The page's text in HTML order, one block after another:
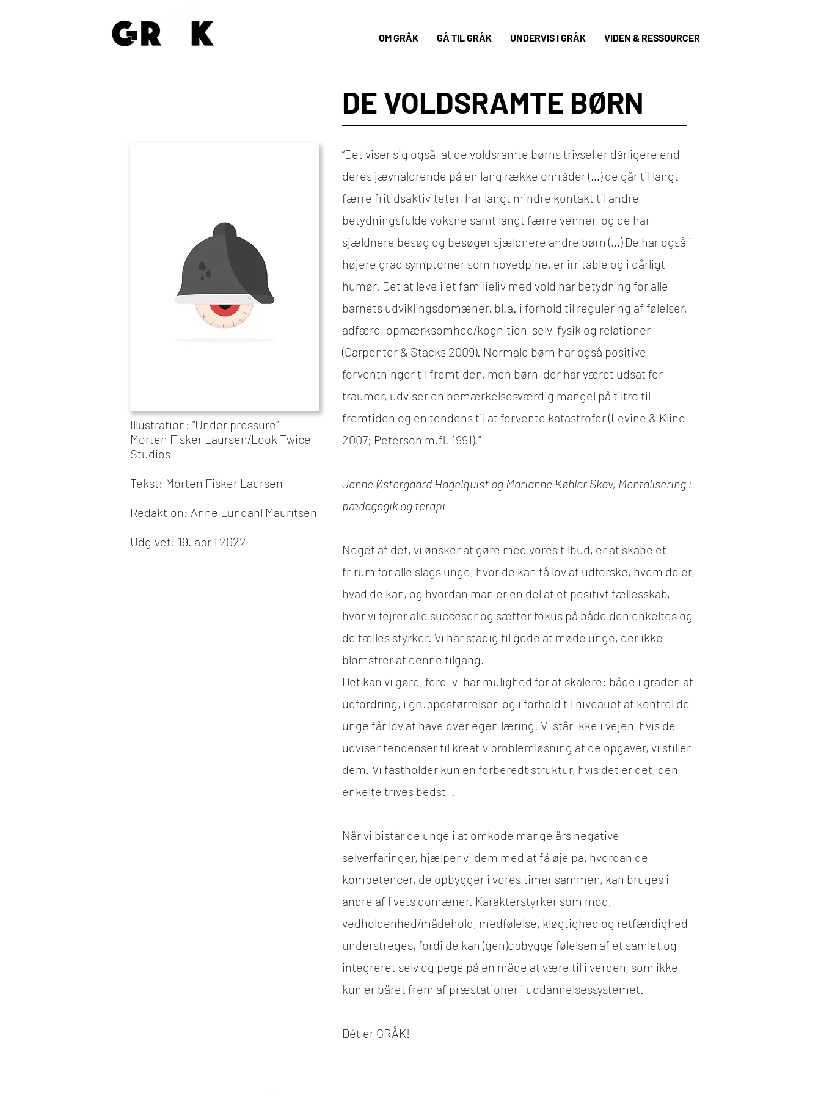
OM GRÅK GÅ TIL GRÅK UNDERVIS I GRÅK VIDEN & RESSOURCER
DE VOLDSRAMTE BØRN
Illustration: "Under pressure"
Morten Fisker Laursen/Look Twice
Studios
Tekst: Morten Fisker Laursen
Redaktion: Anne Lundahl Mauritsen
Udgivet: 19. april 2022
“Det viser sig også, at de voldsramte børns trivsel er dårligere end
deres jævnaldrende på en lang række områder (…) de går til langt
færre fritidsaktiviteter, har langt mindre kontakt til andre
betydningsfulde voksne samt langt færre venner, og de har
sjældnere besøg og besøger sjældnere andre børn (…) De har også i
højere grad symptomer som hovedpine, er irritable og i dårligt
humør. Det at leve i et familieliv med vold har betydning for alle
barnets udviklingsdomæner, bl.a. i forhold til regulering af følelser,
adfærd, opmærksomhed/kognition, selv, fysik og relationer
(Carpenter & Stacks 2009). Normale børn har også positive
forventninger til fremtiden, men børn, der har været udsat for
traumer, udviser en bemærkelsesværdig mangel på tiltro til
fremtiden og en tendens til at forvente katastrofer (Levine & Kline
2007; Peterson m.fl. 1991)."
Janne Østergaard Hagelquist og Marianne Køhler Skov, Mentalisering i
pædagogik og terapi
Noget af det, vi ønsker at gøre med vores tilbud, er at skabe et
frirum for alle slags unge, hvor de kan få lov at udforske, hvem de er,
hvad de kan, og hvordan man er en del af et positivt fællesskab,
hvor vi fejrer alle succeser og sætter fokus på både den enkeltes og
de fælles styrker. Vi har stadig til gode at møde unge, der ikke
blomstrer af denne tilgang.
Det kan vi gøre, fordi vi har mulighed for at skalere: både i graden af
udfordring, i gruppestørrelsen og i forhold til niveauet af kontrol de
unge får lov at have over egen læring. Vi står ikke i vejen, hvis de
udviser tendenser til kreativ problemløsning af de opgaver, vi stiller
dem. Vi fastholder kun en forberedt struktur, hvis det er det, den
enkelte trives bedst i.
Når vi bistår de unge i at omkode mange års negative
selverfaringer, hjælper vi dem med at få øje på, hvordan de
kompetencer, de opbygger i vores timer sammen, kan bruges i
andre af livets domæner. Karakterstyrker som mod,
vedholdenhed/mådehold, medfølelse, kløgtighed og retfærdighed
understreges, fordi de kan (gen)opbygge følelsen af et samlet og
integreret selv og pege på en måde at være til i verden, som ikke
kun er båret frem af præstationer i uddannelsessystemet.
Dét er GRÅK!